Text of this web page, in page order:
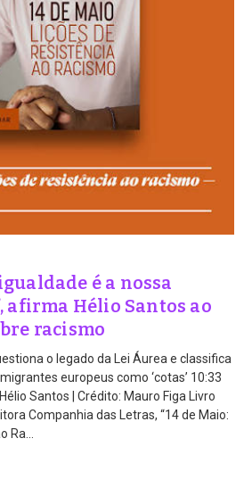
é a nossa
afirma Hélio Santos ao
racismo
o legado da Lei Áurea e classifica
europeus como ‘cotas’ 10:33
Santos | Crédito: Mauro Figa Livro
Companhia das Letras, “14 de Maio:
Ra...